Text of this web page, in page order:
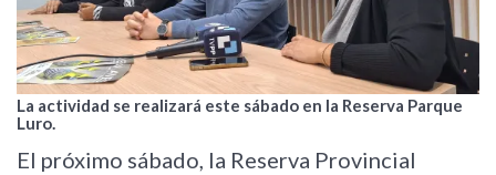
La actividad se realizará este sábado en la Reserva Parque
Luro.
El próximo sábado, la Reserva Provincial